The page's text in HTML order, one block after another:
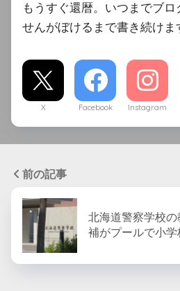
もうすぐ還暦。いつまでブロ
せんがぼけるまで書き続けま
X Facebook Instagram
前の記事
北海道警察学校
補がプールで小